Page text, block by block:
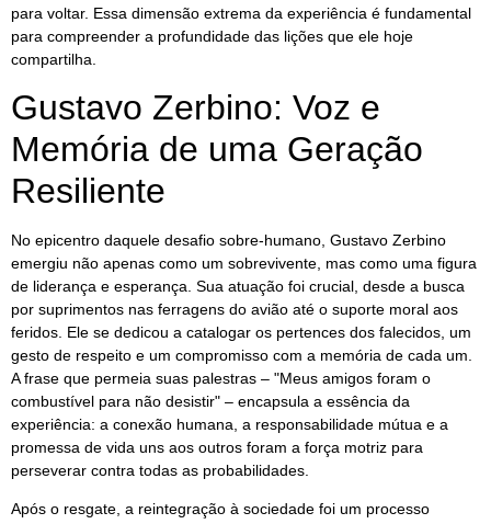
para voltar. Essa dimensão extrema da experiência é fundamental
para compreender a profundidade das lições que ele hoje
compartilha.
Gustavo Zerbino: Voz e
Memória de uma Geração
Resiliente
No epicentro daquele desafio sobre-humano, Gustavo Zerbino
emergiu não apenas como um sobrevivente, mas como uma figura
de liderança e esperança. Sua atuação foi crucial, desde a busca
por suprimentos nas ferragens do avião até o suporte moral aos
feridos. Ele se dedicou a catalogar os pertences dos falecidos, um
gesto de respeito e um compromisso com a memória de cada um.
A frase que permeia suas palestras – "Meus amigos foram o
combustível para não desistir" – encapsula a essência da
experiência: a conexão humana, a responsabilidade mútua e a
promessa de vida uns aos outros foram a força motriz para
perseverar contra todas as probabilidades.
Após o resgate, a reintegração à sociedade foi um processo